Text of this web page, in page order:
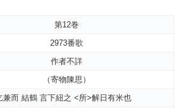
第12巻
2973番歌
作者不詳
（寄物陳思）
兼而 結鶴 言下紐之 <所>解日有米也